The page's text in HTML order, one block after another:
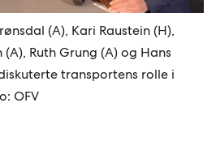
(A), Kari Raustein (H),
Ruth Grung (A) og Hans
transportens rolle i
OFV